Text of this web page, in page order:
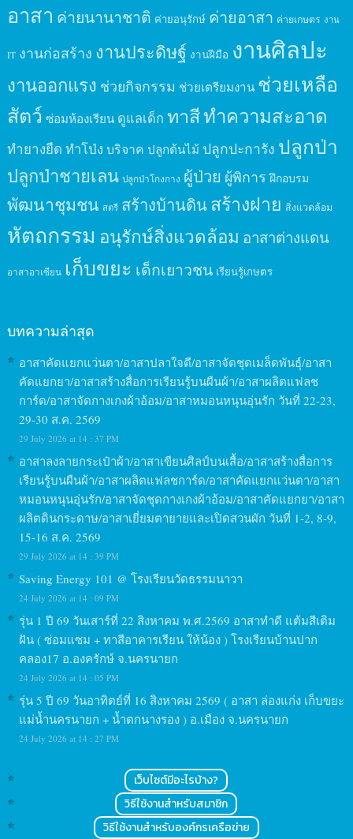
อาสา ค่ายนานาชาติ ค่ายอนุรักษ์ ค่ายอาสา ค่ายเกษตร งาน
IT งานก่อสร้าง งานประดิษฐ์ งานฝีมือ งานศิลปะ
งานออกแรง ช่วยกิจกรรม ช่วยเตรียมงาน ช่วยเหลือ
สัตว์ ซ่อมห้องเรียน ดูแลเด็ก ทาสีทำความสะอาด
ทำยางยืด ทำโป่ง บริจาค ปลูกต้นไม้ ปลูกปะการัง ปลูกป่า
ปลูกป่าชายเลน ปลูกป่าโกงกาง ผู้ป่วย ผู้พิการ ฝึกอบรม
พัฒนาชุมชน สตรี สร้างบ้านดินสร้างฝาย สิ่งแวดล้อม
หัตถกรรม อนุรักษ์สิ่งแวดล้อม อาสาต่างแดน
อาสาอาเซียน เก็บขยะ เด็กเยาวชน เรียนรู้เกษตร
บทความล่าสุด
อาสาคัดแยกแว่นตา/อาสาปลาใจดี/อาสาจัดชุดเมล็ดพันธุ์/อาสา
คัดแยกยา/อาสาสร้างสื่อการเรียนรู้บนผืนผ้า/อาสาผลิตแฟลช
การ์ด/อาสาจัดกางเกงผ้าอ้อม/อาสาหมอนหนุนอุ่นรัก วันที่ 22-23,
29-30 ส.ค. 2569
29 July 2026 at 14 : 37 PM
อาสาลงลายกระเป๋าผ้า/อาสาเขียนศิลป์บนเสื้อ/อาสาสร้างสื่อการ
เรียนรู้บนผืนผ้า/อาสาผลิตแฟลชการ์ด/อาสาคัดแยกแว่นตา/อาสา
หมอนหนุนอุ่นรัก/อาสาจัดชุดกางเกงผ้าอ้อม/อาสาคัดแยกยา/อาสา
ผลิตดินกระดาษ/อาสาเยี่ยมตายายและเปิดสวนผัก วันที่ 1-2, 8-9,
15-16 ส.ค. 2569
29 July 2026 at 14 : 39 PM
Saving Energy 101 @ โรงเรียนวัดธรรมนาวา
24 July 2026 at 14 : 09 PM
รุ่น 1 ปี 69 วันเสาร์ที่ 22 สิงหาคม พ.ศ.2569 อาสาทำดี แต้มสีเติม
ฝัน ( ซ่อมแซม + ทาสีอาคารเรียน ให้น้อง ) โรงเรียนบ้านปาก
คลอง17 อ.องครักษ์ จ.นครนายก
24 July 2026 at 14 : 05 PM
รุ่น 5 ปี 69 วันอาทิตย์ที่ 16 สิงหาคม 2569 ( อาสา ล่องแก่ง เก็บขยะ
แม่น้ำนครนายก + น้ำตกนางรอง ) อ.เมือง จ.นครนายก
24 July 2026 at 14 : 27 PM
เว็บไซต์มีอะไรบ้าง?
วิธีใช้งานสำหรับสมาชิก
วิธีใช้งานสำหรับองค์กรเครือข่าย